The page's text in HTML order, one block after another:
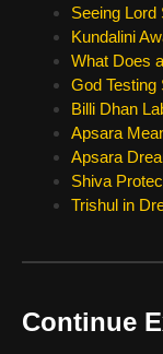
Seeing Lord
Kundalini
What Does
God Testing
Billi Dhan
Apsara
Apsara
Shiva
Trishul in
Continue